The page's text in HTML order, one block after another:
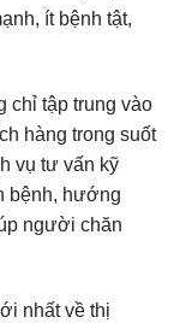
ít bệnh tật,
chỉ tập trung vào
hàng trong suốt
vụ tư vấn kỹ
bệnh, hướng
người chăn
nhất về thị